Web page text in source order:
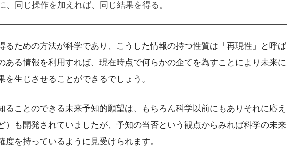
、同じ操作を加えれば、同じ結果を得る。
るための方法が科学であり、こうした情報の持つ性質は「再現性」と呼ば
ある情報を利用すれば、現在時点で何らかの企てを為すことにより未来に
を生じさせることができるでしょう。
ることのできる未来予知的願望は、もちろん科学以前にもありそれに応え
）も開発されていましたが、予知の当否という観点からみれば科学の未来
度を持っているように見受けられます。